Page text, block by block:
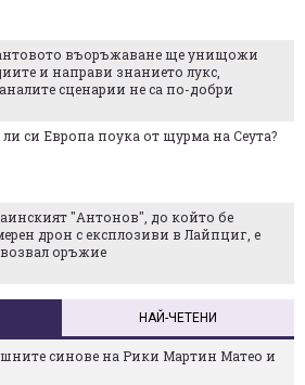
въоръжаване ще унищожи
и направи знанието лукс,
сценарии не са по-добри
ли си Европа поука от щурма на Сеута?
"Антонов", до който бе
дрон с експлозиви в Лайпциг, е
оръжие
НАЙ-ЧЕТЕНИ
синове на Рики Мартин Матео и